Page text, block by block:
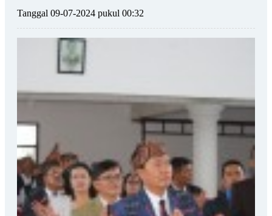
Tanggal 09-07-2024 pukul 00:32